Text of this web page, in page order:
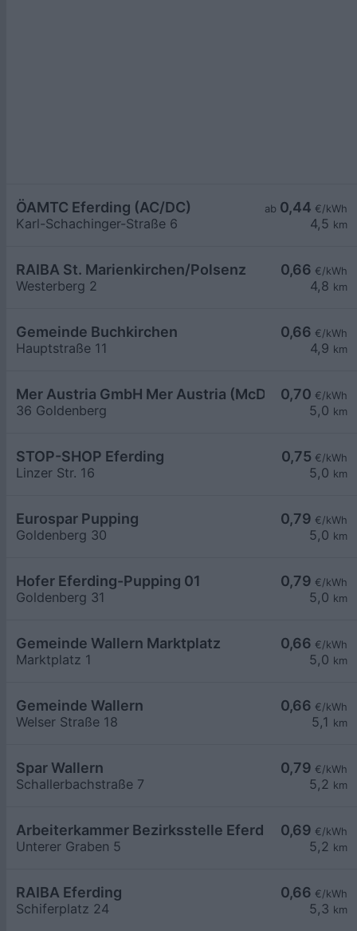
ab 0,44 €/kWh
4,5 km
ÖAMTC Eferding (AC/DC)
Karl-Schachinger-Straße 6
0,66 €/kWh
4,8 km
RAIBA St. Marienkirchen/Polsenz
Westerberg 2
0,66 €/kWh
4,9 km
Gemeinde Buchkirchen
Hauptstraße 11
0,70 €/kWh
5,0 km
Mer Austria GmbH Mer Austria (McD) - Eferding
36 Goldenberg
0,75 €/kWh
5,0 km
STOP-SHOP Eferding
Linzer Str. 16
0,79 €/kWh
5,0 km
Eurospar Pupping
Goldenberg 30
0,79 €/kWh
5,0 km
Hofer Eferding-Pupping 01
Goldenberg 31
0,66 €/kWh
5,0 km
Gemeinde Wallern Marktplatz
Marktplatz 1
0,66 €/kWh
5,1 km
Gemeinde Wallern
Welser Straße 18
0,79 €/kWh
5,2 km
Spar Wallern
Schallerbachstraße 7
0,69 €/kWh
5,2 km
Arbeiterkammer Bezirksstelle Eferding
Unterer Graben 5
0,66 €/kWh
5,3 km
RAIBA Eferding
Schiferplatz 24